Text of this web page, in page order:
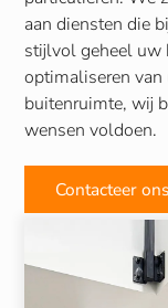
aan diensten die
stijlvol geheel uw
optimaliseren
buitenruimte, wij
wensen voldoen.
Contacteer ons